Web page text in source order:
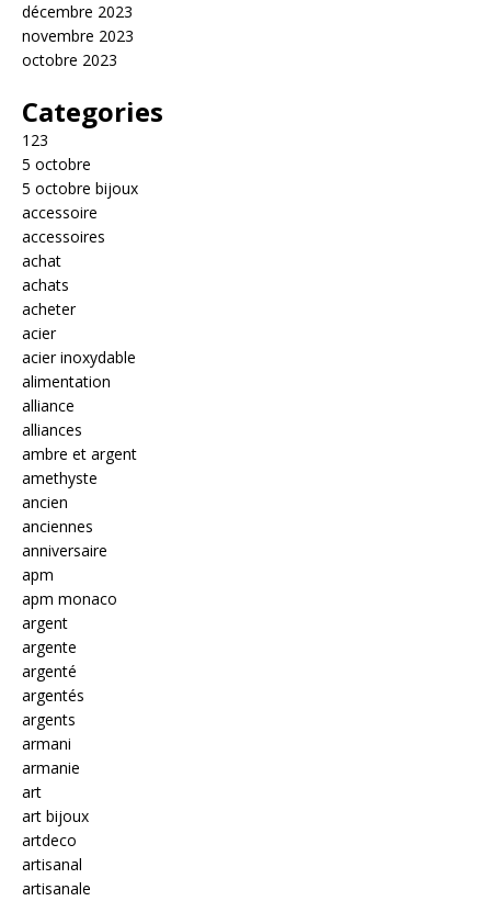
décembre 2023
novembre 2023
octobre 2023
Categories
123
5 octobre
5 octobre bijoux
accessoire
accessoires
achat
achats
acheter
acier
acier inoxydable
alimentation
alliance
alliances
ambre et argent
amethyste
ancien
anciennes
anniversaire
apm
apm monaco
argent
argente
argenté
argentés
argents
armani
armanie
art
art bijoux
artdeco
artisanal
artisanale